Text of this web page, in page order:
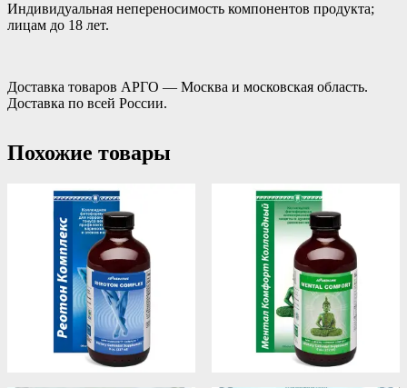
Индивидуальная непереносимость компонентов продукта;
лицам до 18 лет.
Доставка товаров АРГО — Москва и московская область.
Доставка по всей России.
Похожие товары